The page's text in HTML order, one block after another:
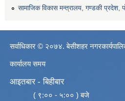
सामाजिक विकास मन्त्रालय, गण्डकी प्रदेश,
सर्वाधिकार © २०७४. बेसीशहर
कार्यालय समय
आइतबार - बिहीबार
( ९:०० - ५:०० ) बजे